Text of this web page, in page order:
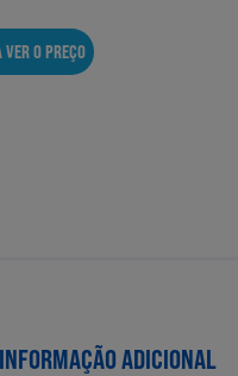
VER O PREÇO
INFORMAÇÃO ADICIONAL